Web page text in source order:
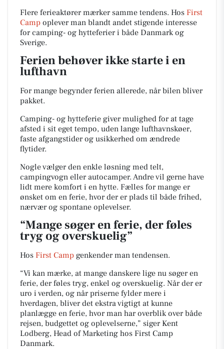
Flere ferieaktører mærker samme tendens. Hos First
Camp oplever man blandt andet stigende interesse
for camping- og hytteferier i både Danmark og
Sverige.
Ferien behøver ikke starte i en
lufthavn
For mange begynder ferien allerede, når bilen bliver
pakket.
Camping- og hytteferie giver mulighed for at tage
afsted i sit eget tempo, uden lange lufthavnskøer,
faste afgangstider og usikkerhed om ændrede
flytider.
Nogle vælger den enkle løsning med telt,
campingvogn eller autocamper. Andre vil gerne have
lidt mere komfort i en hytte. Fælles for mange er
ønsket om en ferie, hvor der er plads til både frihed,
nærvær og spontane oplevelser.
“Mange søger en ferie, der føles
tryg og overskuelig”
Hos First Camp genkender man tendensen.
“Vi kan mærke, at mange danskere lige nu søger en
ferie, der føles tryg, enkel og overskuelig. Når der er
uro i verden, og når priserne fylder mere i
hverdagen, bliver det ekstra vigtigt at kunne
planlægge en ferie, hvor man har overblik over både
rejsen, budgettet og oplevelserne,” siger Kent
Lodberg, Head of Marketing hos First Camp
Danmark.